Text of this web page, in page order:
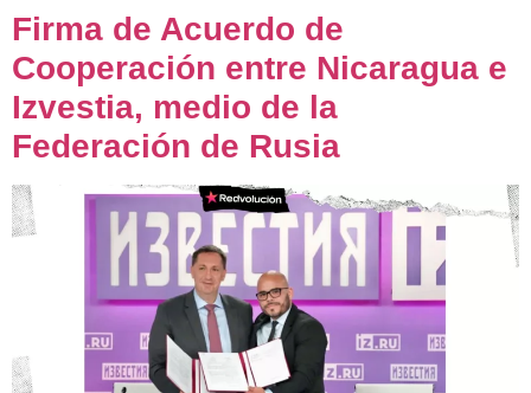
Firma de Acuerdo de
Cooperación entre Nicaragua e
Izvestia, medio de la
Federación de Rusia